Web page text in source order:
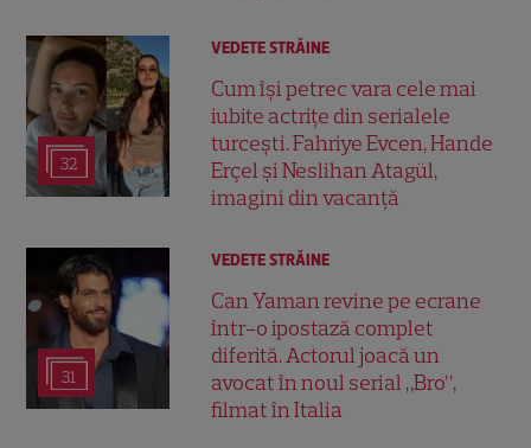
32
VEDETE STRĂINE
Cum își petrec vara cele mai
iubite actrițe din serialele
turcești. Fahriye Evcen, Hande
Erçel și Neslihan Atagül,
imagini din vacanță
31
VEDETE STRĂINE
Can Yaman revine pe ecrane
într-o ipostază complet
diferită. Actorul joacă un
avocat în noul serial „Bro”,
filmat în Italia